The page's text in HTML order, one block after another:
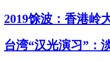
2019馀波：香港岭
台湾“汉光演习”：